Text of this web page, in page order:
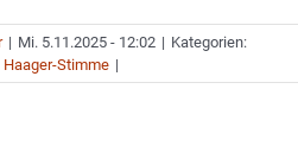
| Mi. 5.11.2025 - 12:02 | Kategorien:
Haager-Stimme |